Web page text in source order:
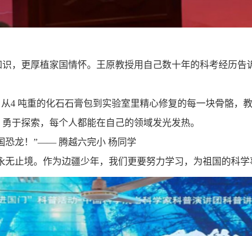
，更厚植家国情怀。王原教授用自己数十年的科考经历告
4 吨重的化石石膏包到实验室里精心修复的每一块骨骼，
于探索，每个人都能在自己的领域发光发热。
恐龙！”—— 腾越六完小 杨同学
无止境。作为边疆少年，我们更要努力学习，为祖国的科